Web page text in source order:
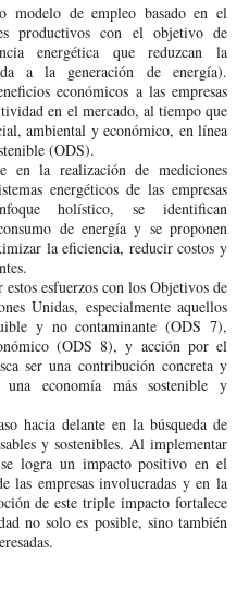
modelo de empleo basado en el
productivos con el objetivo de
energética que reduzcan la
a la generación de energía).
económicos a las empresas
en el mercado, al tiempo que
ambiental y económico, en línea
(ODS).
en la realización de mediciones
energéticos de las empresas
holístico, se identifican
de energía y se proponen
la eficiencia, reducir costos y
esfuerzos con los Objetivos de
Unidas, especialmente aquellos
y no contaminante (ODS 7),
(ODS 8), y acción por el
ser una contribución concreta y
economía más sostenible y
hacia delante en la búsqueda de
y sostenibles. Al implementar
logra un impacto positivo en el
las empresas involucradas y en la
de este triple impacto fortalece
no solo es posible, sino también